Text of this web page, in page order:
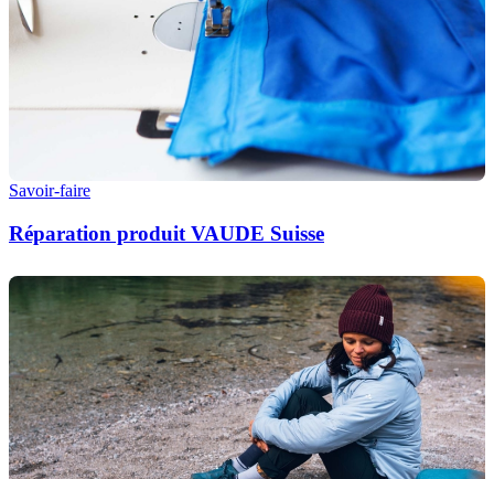
Savoir-faire
Réparation produit VAUDE Suisse